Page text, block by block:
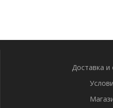
Доставка и